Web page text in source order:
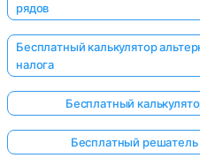
рядов
Бесплатный калькулятор
налога
Бесплатный
Бесплатный решатель